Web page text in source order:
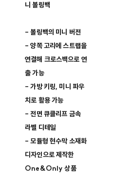
니 볼링백
- 볼링백의 미니 버전
- 양쪽 고리에 스트랩을
연결해 크로스백으로 연
출 가능
- 가방 키링, 미니 파우
치로 활용 가능
- 전면 큐클리프 금속
라벨 디테일
- 모듈형 현수막 소재화
디자인으로 제작한
One&Only 상품